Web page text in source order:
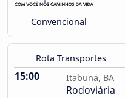
Convencional
Rota Transportes
15:00 Itabuna, BA
Rodoviária